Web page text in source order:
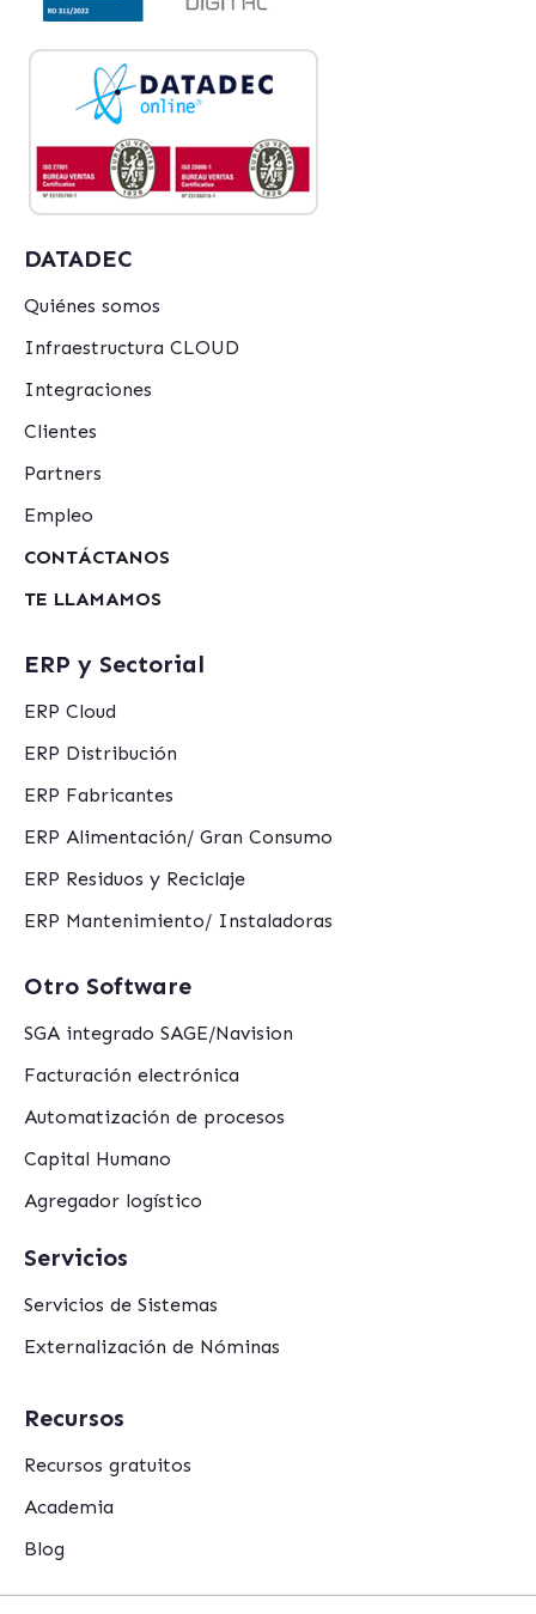
DATADEC
Quiénes somos
Infraestructura CLOUD
Integraciones
Clientes
Partners
Empleo
CONTÁCTANOS
TE LLAMAMOS
ERP y Sectorial
ERP Cloud
ERP Distribución
ERP Fabricantes
ERP Alimentación/ Gran Consumo
ERP Residuos y Reciclaje
ERP Mantenimiento/ Instaladoras
Otro Software
SGA integrado SAGE/Navision
Facturación electrónica
Automatización de procesos
Capital Humano
Agregador logístico
Servicios
Servicios de Sistemas
Externalización de Nóminas
Recursos
Recursos gratuitos
Academia
Blog